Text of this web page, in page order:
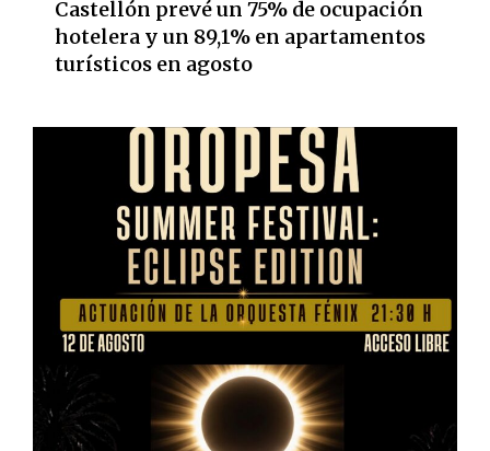
Castellón prevé un 75% de ocupación
hotelera y un 89,1% en apartamentos
turísticos en agosto